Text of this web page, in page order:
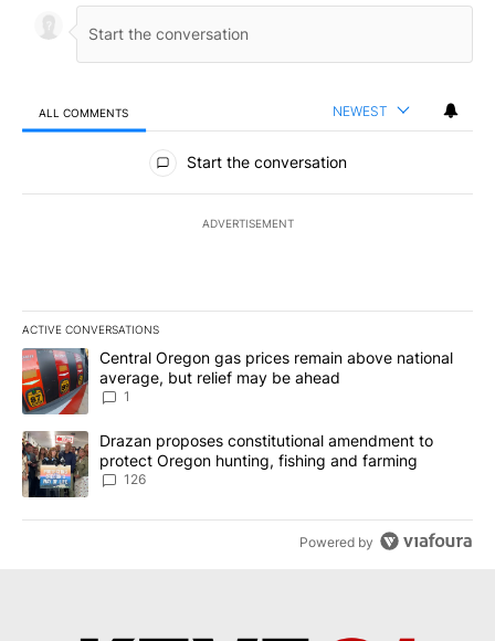
ALL COMMENTS NEWEST
All Comments
Start the conversation
ADVERTISEMENT
ACTIVE CONVERSATIONS
The following is a list of the most commented articles in the last
A trending article titled "Central Oregon gas prices remain
Central Oregon gas prices remain above national
average, but relief may be ahead
1
A trending article titled "Drazan proposes constitutional
Drazan proposes constitutional amendment to
protect Oregon hunting, fishing and farming
126
Powered by